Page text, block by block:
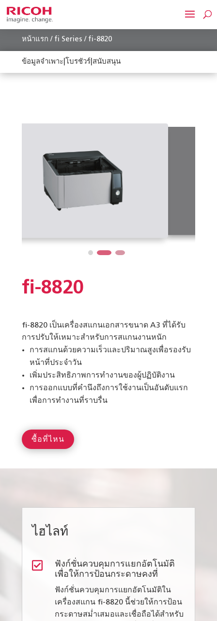
หน้าแรก / fi Series / fi-8820
ข้อมูลจำเพาะ โบรชัวร์| สนับสนุน
fi-8820
fi-8820 เป็นเครื่องสแกนเอกสารขนาด A3 ที่ได้รับ
การปรับให้เหมาะสำหรับการสแกนงานหนัก
การสแกนด้วยความเร็วและปริมาณสูงเพื่อรองรับ
หน้าที่ประจำวัน
เพิ่มประสิทธิภาพการทำงานของผู้ปฏิบัติงาน
การออกแบบที่คำนึงถึงการใช้งานเป็นอันดับแรก
เพื่อการทำงานที่ราบรื่น
ซื้อที่ไหน
ไฮไลท์

ฟังก์ชั่นควบคุมการแยกอัตโนมัติ
เพื่อให้การป้อนกระดาษคงที่
ฟังก์ชั่นควบคุมการแยกอัตโนมัติใน
เครื่องสแกน fi-8820 นี้ช่วยให้การป้อน
กระดาษสม่ำเสมอและเชื่อถือได้สำหรับ